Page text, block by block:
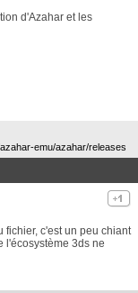
d'Azahar et les
emu/azahar/releases
fichier, c'est un peu chiant
l'écosystème 3ds ne